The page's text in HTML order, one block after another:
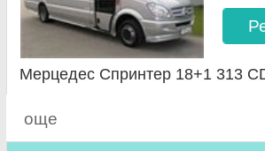
Мерцедес Спринтер 18+1 313
още